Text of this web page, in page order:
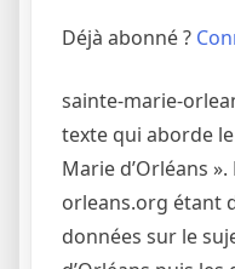
Déjà abonné ?
sainte-marie-
texte qui aborde
Marie d’Orléans
orleans.org étant
données sur le